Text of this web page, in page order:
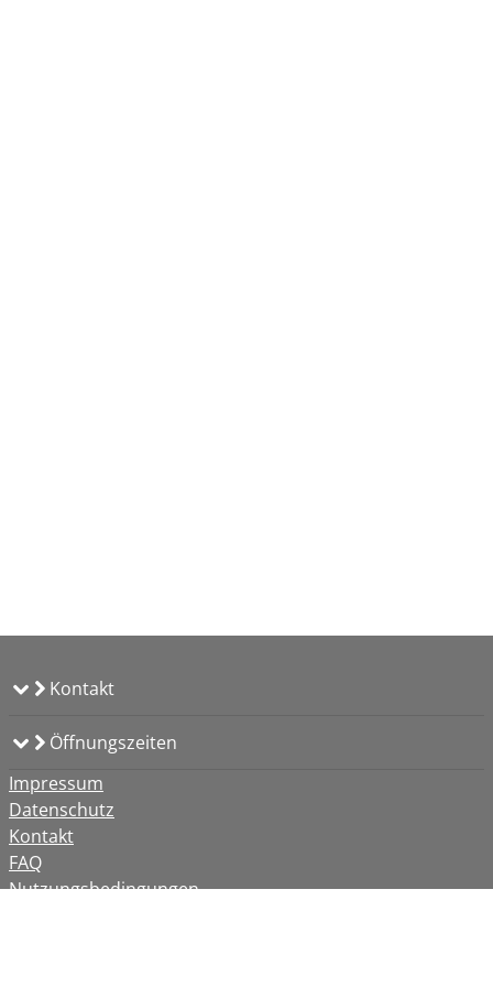
Kontakt
Öffnungszeiten
Impressum
Datenschutz
Kontakt
FAQ
Nutzungsbedingungen